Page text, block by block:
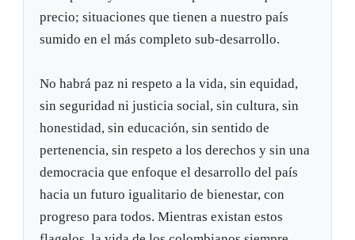
precio; situaciones que tienen a nuestro país
sumido en el más completo sub-desarrollo.
No habrá paz ni respeto a la vida, sin equidad,
sin seguridad ni justicia social, sin cultura, sin
honestidad, sin educación, sin sentido de
pertenencia, sin respeto a los derechos y sin una
democracia que enfoque el desarrollo del país
hacia un futuro igualitario de bienestar, con
progreso para todos. Mientras existan estos